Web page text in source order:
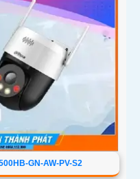
điều kiện
GN-AW-PV-S2